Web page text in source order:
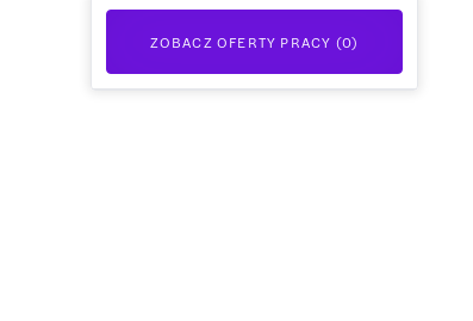
ZAREJESTRUJ SIĘZOBACZ OFERTY PRACY (0)